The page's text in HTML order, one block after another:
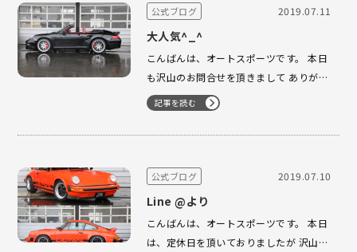
Facebook…
公式ブログ 2019.07.11
大人気^_^
こんばんは、オートスポーツです。 本日
も沢山のお問合せを頂きまして ありがと
うございます。 かっこいい997ターボ カ
ブリオレ カレラレッド内装に カーボン
インテリアのアクセントが最高です。 19
によりしっかりとメン…
記事を読む
公式ブログ 2019.07.10
Line @より
こんばんは、オートスポーツです。 本日
は、定休日を頂いておりましたが 沢山の